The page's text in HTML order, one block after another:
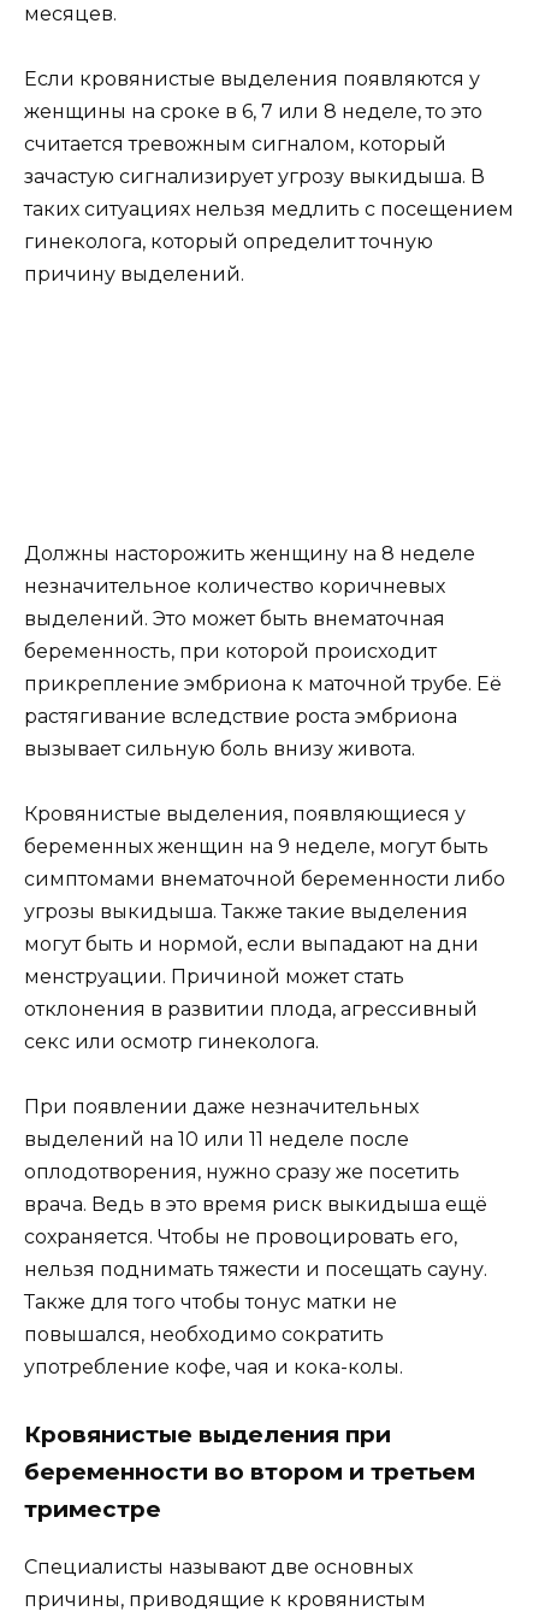
месяцев.
Если кровянистые выделения появляются у
женщины на сроке в 6, 7 или 8 неделе, то это
считается тревожным сигналом, который
зачастую сигнализирует угрозу выкидыша. В
таких ситуациях нельзя медлить с посещением
гинеколога, который определит точную
причину выделений.
Должны насторожить женщину на 8 неделе
незначительное количество коричневых
выделений. Это может быть внематочная
беременность, при которой происходит
прикрепление эмбриона к маточной трубе. Её
растягивание вследствие роста эмбриона
вызывает сильную боль внизу живота.
Кровянистые выделения, появляющиеся у
беременных женщин на 9 неделе, могут быть
симптомами внематочной беременности либо
угрозы выкидыша. Также такие выделения
могут быть и нормой, если выпадают на дни
менструации. Причиной может стать
отклонения в развитии плода, агрессивный
секс или осмотр гинеколога.
При появлении даже незначительных
выделений на 10 или 11 неделе после
оплодотворения, нужно сразу же посетить
врача. Ведь в это время риск выкидыша ещё
сохраняется. Чтобы не провоцировать его,
нельзя поднимать тяжести и посещать сауну.
Также для того чтобы тонус матки не
повышался, необходимо сократить
употребление кофе, чая и кока-колы.
Кровянистые выделения при
беременности во втором и третьем
триместре
Специалисты называют две основных
причины, приводящие к кровянистым